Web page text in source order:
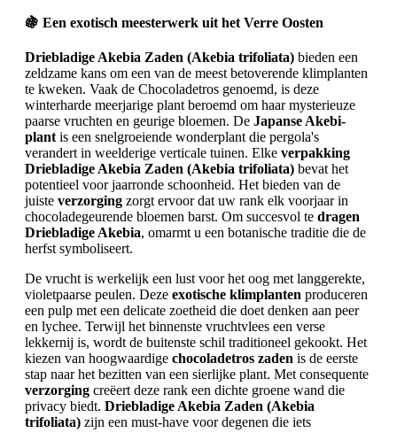
🍇 Een exotisch meesterwerk uit het Verre Oosten
Driebladige Akebia Zaden (Akebia trifoliata) bieden een
zeldzame kans om een van de meest betoverende klimplanten
te kweken. Vaak de Chocoladetros genoemd, is deze
winterharde meerjarige plant beroemd om haar mysterieuze
paarse vruchten en geurige bloemen. De Japanse Akebi-
plant is een snelgroeiende wonderplant die pergola's
verandert in weelderige verticale tuinen. Elke verpakking
Driebladige Akebia Zaden (Akebia trifoliata) bevat het
potentieel voor jaarronde schoonheid. Het bieden van de
juiste verzorging zorgt ervoor dat uw rank elk voorjaar in
chocoladegeurende bloemen barst. Om succesvol te dragen
Driebladige Akebia, omarmt u een botanische traditie die de
herfst symboliseert.
De vrucht is werkelijk een lust voor het oog met langgerekte,
violetpaarse peulen. Deze exotische klimplanten produceren
een pulp met een delicate zoetheid die doet denken aan peer
en lychee. Terwijl het binnenste vruchtvlees een verse
lekkernij is, wordt de buitenste schil traditioneel gekookt. Het
kiezen van hoogwaardige chocoladetros zaden is de eerste
stap naar het bezitten van een sierlijke plant. Met consequente
verzorging creëert deze rank een dichte groene wand die
privacy biedt. Driebladige Akebia Zaden (Akebia
trifoliata) zijn een must-have voor degenen die iets